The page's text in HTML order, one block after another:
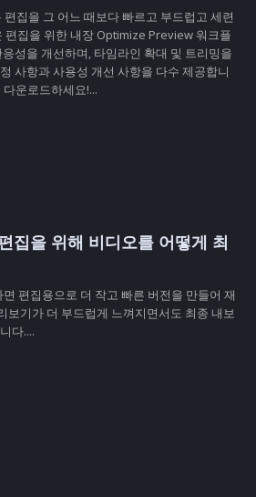
집을 그 어느 때보다 빠르고 부드럽고 세련
편집을 위한 내장 Optimize Preview 워크플
성을 개선하며, 타임라인 확대 및 트리밍을
사항과 사용성 개선 사항을 다수 제공합니
운로드하세요!...
집을 위해 비디오를 어떻게 최
편집용으로 더 작고 빠른 버전을 만들어 재
보기가 더 부드럽게 느껴지면서도 최종 내보
다....